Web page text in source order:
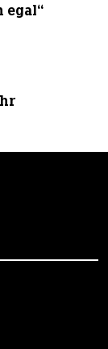
egal“